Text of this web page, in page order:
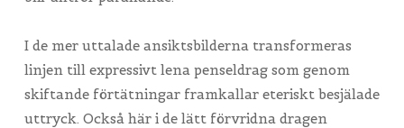
I de mer uttalade ansiktsbilderna transformeras
linjen till expressivt lena penseldrag som genom
skiftande förtätningar framkallar eteriskt besjälade
uttryck. Också här i de lätt förvridna dragen